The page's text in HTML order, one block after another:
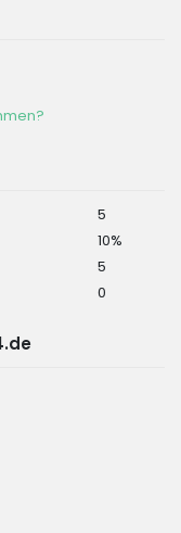
5
10%
5
0